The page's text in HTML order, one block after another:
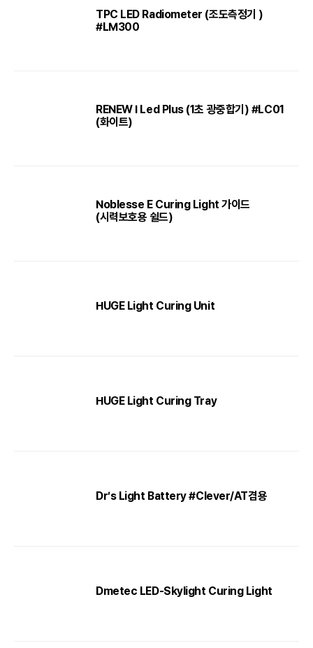
TPC LED Radiometer (조도측정기 )
#LM300
RENEW I Led Plus (1초 광중합기) #LC01
(화이트)
Noblesse E Curing Light 가이드
(시력보호용 쉴드)
HUGE Light Curing Unit
HUGE Light Curing Tray
Dr′s Light Battery #Clever/AT겸용
Dmetec LED-Skylight Curing Light